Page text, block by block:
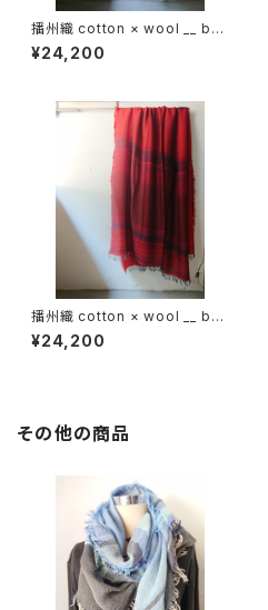
播州織 cotton × wool __ bor
der 220-120 花灯路GK
¥24,200
播州織 cotton × wool __ bor
der 220-120 火輪GK
¥24,200
その他の商品